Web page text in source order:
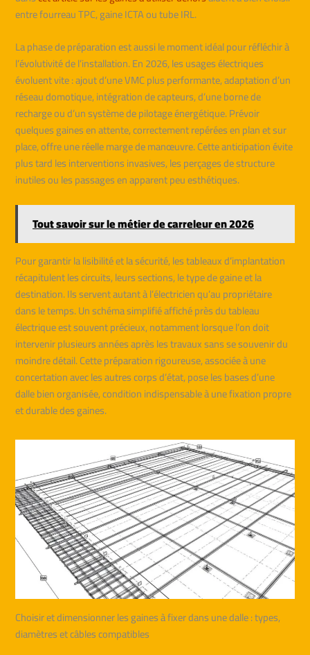
entre fourreau TPC, gaine ICTA ou tube IRL.
La phase de préparation est aussi le moment idéal pour réfléchir à
l’évolutivité de l’installation. En 2026, les usages électriques
évoluent vite : ajout d’une VMC plus performante, adaptation d’un
réseau domotique, intégration de capteurs, d’une borne de
recharge ou d’un système de pilotage énergétique. Prévoir
quelques gaines en attente, correctement repérées en plan et sur
place, offre une réelle marge de manœuvre. Cette anticipation évite
plus tard les interventions invasives, les perçages de structure
inutiles ou les passages en apparent peu esthétiques.
Tout savoir sur le métier de carreleur en 2026
Pour garantir la lisibilité et la sécurité, les tableaux d’implantation
récapitulent les circuits, leurs sections, le type de gaine et la
destination. Ils servent autant à l’électricien qu’au propriétaire
dans le temps. Un schéma simplifié affiché près du tableau
électrique est souvent précieux, notamment lorsque l’on doit
intervenir plusieurs années après les travaux sans se souvenir du
moindre détail. Cette préparation rigoureuse, associée à une
concertation avec les autres corps d’état, pose les bases d’une
dalle bien organisée, condition indispensable à une fixation propre
et durable des gaines.
Choisir et dimensionner les gaines à fixer dans une dalle : types,
diamètres et câbles compatibles